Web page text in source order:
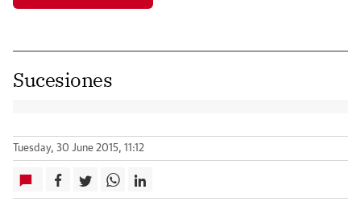
Sucesiones
Tuesday, 30 June 2015, 11:12